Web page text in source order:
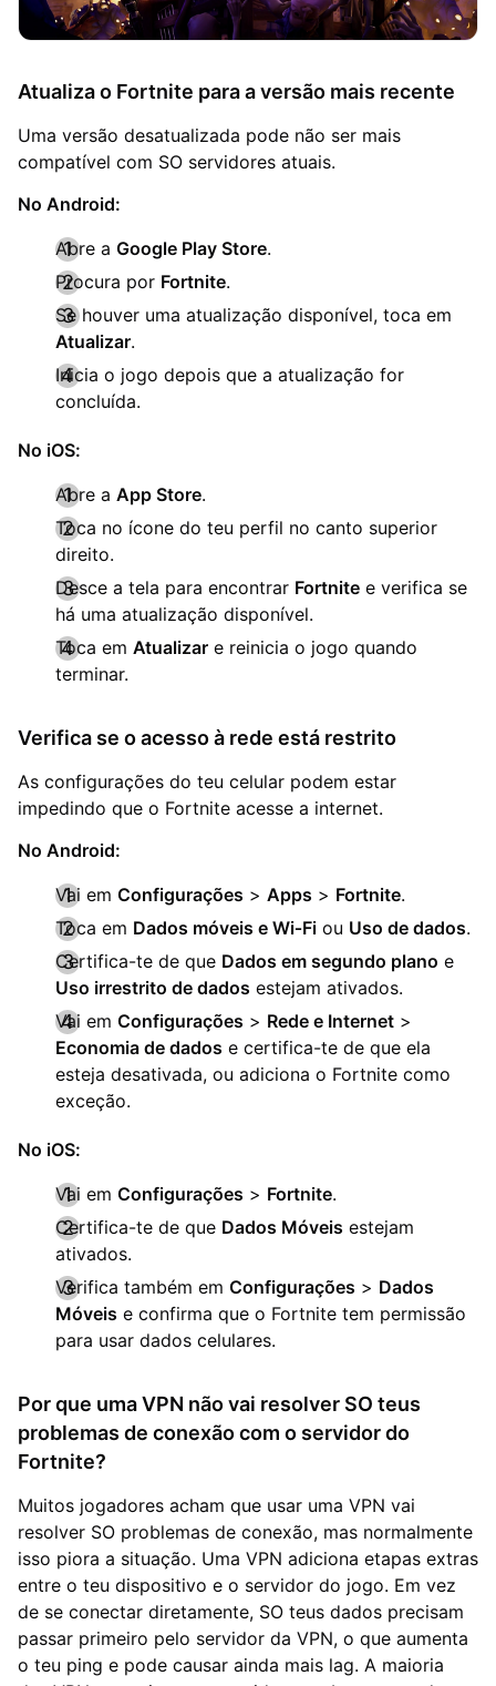
Atualiza o Fortnite para a versão mais recente
Uma versão desatualizada pode não ser mais
compatível com SO servidores atuais.
No Android:
Abre a Google Play Store.
Procura por Fortnite.
Se houver uma atualização disponível, toca em
Atualizar.
Inicia o jogo depois que a atualização for
concluída.
No iOS:
Abre a App Store.
Toca no ícone do teu perfil no canto superior
direito.
Desce a tela para encontrar Fortnite e verifica se
há uma atualização disponível.
Toca em Atualizar e reinicia o jogo quando
terminar.
Verifica se o acesso à rede está restrito
As configurações do teu celular podem estar
impedindo que o Fortnite acesse a internet.
No Android:
Vai em Configurações > Apps > Fortnite.
Toca em Dados móveis e Wi‑Fi ou Uso de dados.
Certifica-te de que Dados em segundo plano e
Uso irrestrito de dados estejam ativados.
Vai em Configurações > Rede e Internet >
Economia de dados e certifica-te de que ela
esteja desativada, ou adiciona o Fortnite como
exceção.
No iOS:
Vai em Configurações > Fortnite.
Certifica-te de que Dados Móveis estejam
ativados.
Verifica também em Configurações > Dados
Móveis e confirma que o Fortnite tem permissão
para usar dados celulares.
Por que uma VPN não vai resolver SO teus
problemas de conexão com o servidor do
Fortnite?
Muitos jogadores acham que usar uma VPN vai
resolver SO problemas de conexão, mas normalmente
isso piora a situação. Uma VPN adiciona etapas extras
entre o teu dispositivo e o servidor do jogo. Em vez
de se conectar diretamente, SO teus dados precisam
passar primeiro pelo servidor da VPN, o que aumenta
o teu ping e pode causar ainda mais lag. A maioria